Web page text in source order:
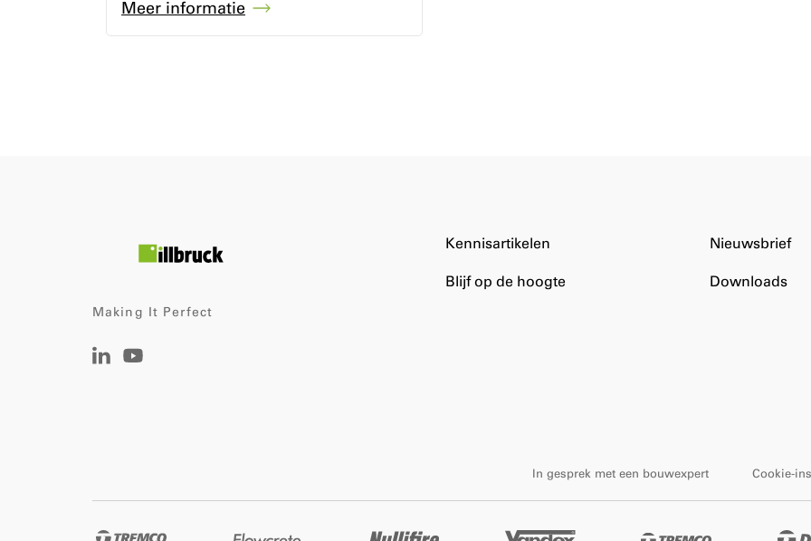
Meer informatie
Making It Perfect
Kennisartikelen
Blijf op de hoogte
Nieuwsbrief
Downloads
In gesprek met een bouwexpert Cookie-